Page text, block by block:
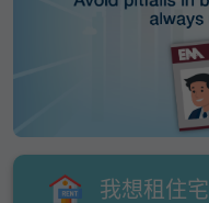
我想租住宅